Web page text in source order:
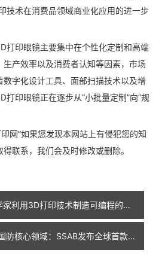
技术在消费品领域商业化应用的进一步
打印眼镜主要集中在个性化定制和高端
产效率以及消费者认知等因素，市场
字化设计工具、面部扫描技术以及增
印眼镜正在逐步从“小批量定制”向“规
网”如果您发现本网站上有侵犯您的知
联系，我们会及时修改或删除。
上一篇：哈佛大学科学家利用3D打印技术制造可编程的人工肌肉丝，用于软体机器人
下一篇：3D打印进入国防核心领域：SSAB发布全球首款防护级装甲钢粉